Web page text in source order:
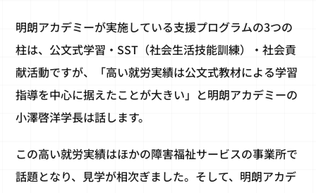
明朗アカデミーが実施している支援プログラムの3つの
柱は、公文式学習・SST（社会生活技能訓練）・社会貢
献活動ですが、「高い就労実績は公文式教材による学習
指導を中心に据えたことが大きい」と明朗アカデミーの
小澤啓洋学長は話します。
この高い就労実績はほかの障害福祉サービスの事業所で
話題となり、見学が相次ぎました。そして、明朗アカデ